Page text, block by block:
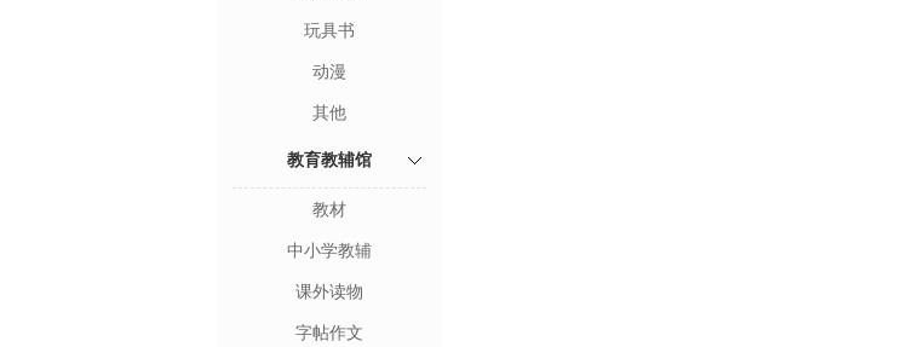
玩具书
动漫
其他
教育教辅馆
教材
中小学教辅
课外读物
字帖作文